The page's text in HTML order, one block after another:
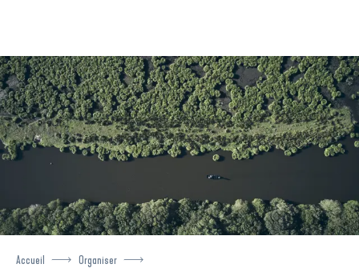
principal
Accueil
Organiser